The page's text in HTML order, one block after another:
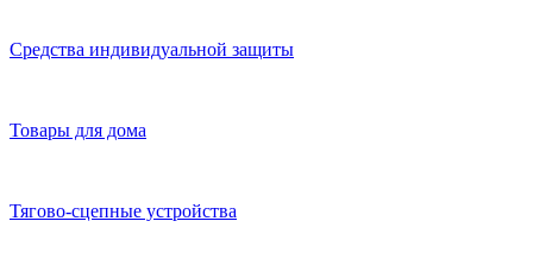
Средства индивидуальной защиты
Товары для дома
Тягово-сцепные устройства